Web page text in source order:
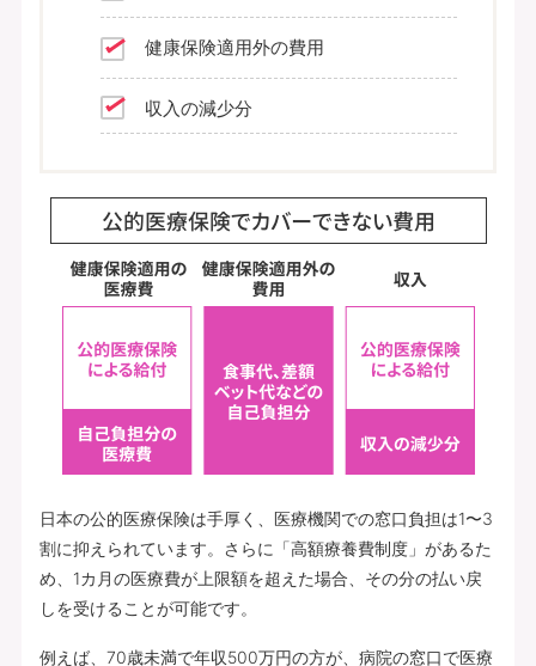
健康保険適用外の費用
収入の減少分
日本の公的医療保険は手厚く、医療機関での窓口負担は1〜3
割に抑えられています。さらに「高額療養費制度」があるた
め、1カ月の医療費が上限額を超えた場合、その分の払い戻
しを受けることが可能です。
例えば、70歳未満で年収500万円の方が、病院の窓口で医療